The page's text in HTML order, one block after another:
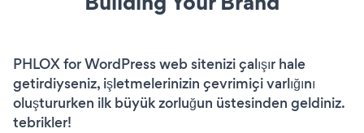
PHLOX for WordPress web sitenizi çalışır hale
getirdiyseniz, işletmelerinizin çevrimiçi varlığını
oluştururken ilk büyük zorluğun üstesinden geldiniz.
tebrikler!